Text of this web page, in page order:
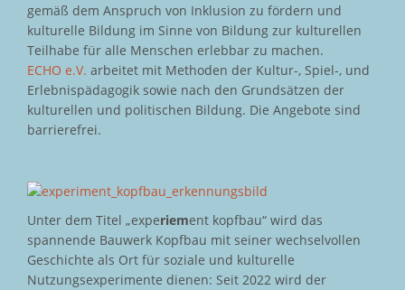
gemäß dem Anspruch von Inklusion zu fördern und
kulturelle Bildung im Sinne von Bildung zur kulturellen
Teilhabe für alle Menschen erlebbar zu machen.
ECHO e.V. arbeitet mit Methoden der Kultur-, Spiel-, und
Erlebnispädagogik sowie nach den Grundsätzen der
kulturellen und politischen Bildung. Die Angebote sind
barrierefrei.
Unter dem Titel „experiement kopfbau“ wird das
spannende Bauwerk Kopfbau mit seiner wechselvollen
Geschichte als Ort für soziale und kulturelle
Nutzungsexperimente dienen: Seit 2022 wird der